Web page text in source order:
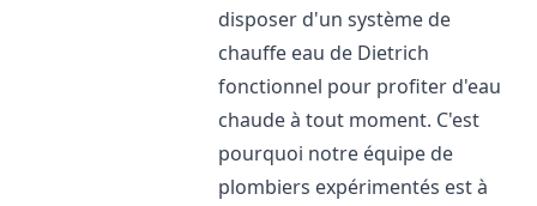
disposer d'un système de
chauffe eau de Dietrich
fonctionnel pour profiter d'eau
chaude à tout moment. C'est
pourquoi notre équipe de
plombiers expérimentés est à